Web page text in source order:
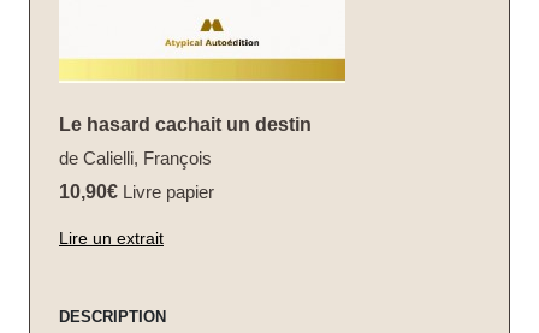
Le hasard cachait un destin
de Calielli, François
10,90€ Livre papier
Lire un extrait
DESCRIPTION